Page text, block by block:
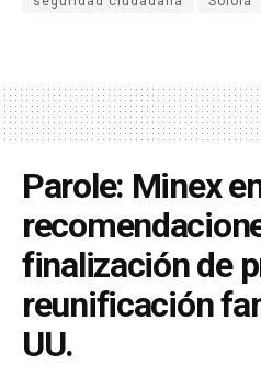
Parole: Minex
finalización de
reunificación
UU.